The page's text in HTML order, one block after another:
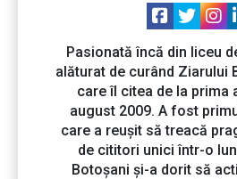
Pasionată încă din liceu
alăturat de curând Ziarului
care îl citea de la prima
august 2009. A fost
care a reușit să treacă
de cititori unici într-o
Botoșani și-a dorit să